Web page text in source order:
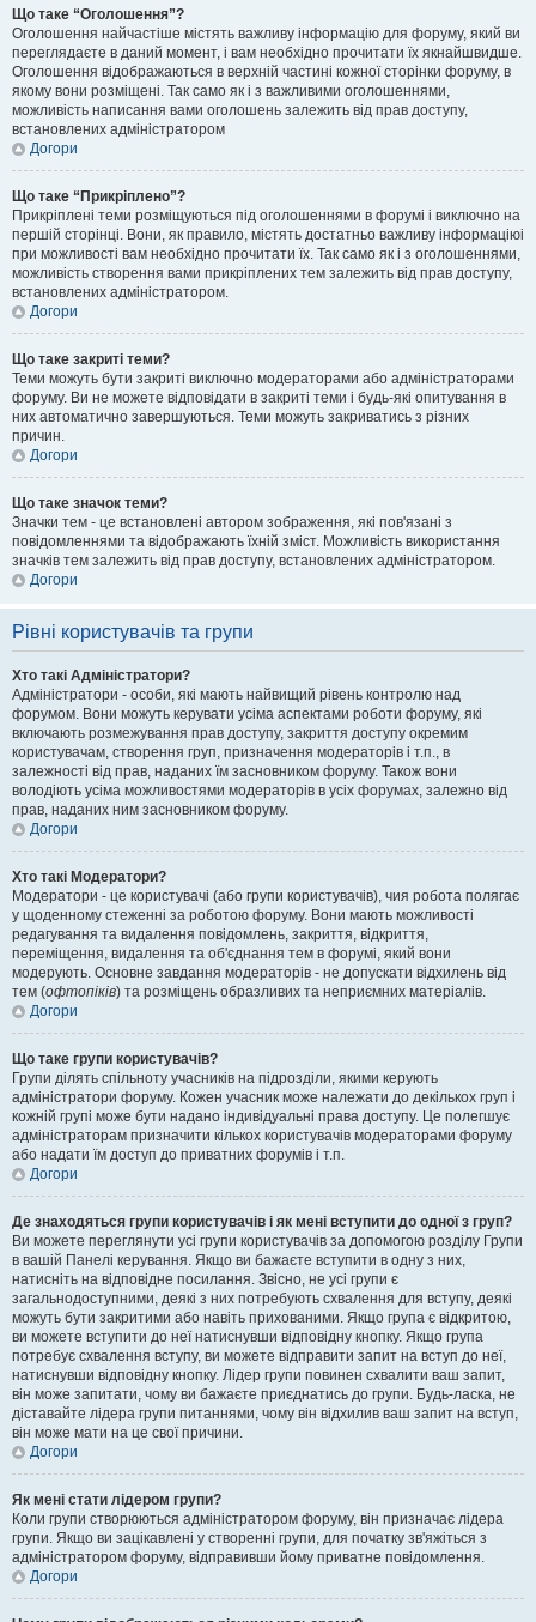
Що таке “Оголошення”?
Оголошення найчастіше містять важливу інформацію для форуму, який ви
переглядаєте в даний момент, і вам необхідно прочитати їх якнайшвидше.
Оголошення відображаються в верхній частині кожної сторінки форуму, в
якому вони розміщені. Так само як і з важливими оголошеннями,
можливість написання вами оголошень залежить від прав доступу,
встановлених адміністратором
Догори
Що таке “Прикріплено”?
Прикріплені теми розміщуються під оголошеннями в форумі і виключно на
першій сторінці. Вони, як правило, містять достатньо важливу інформаціюі
при можливості вам необхідно прочитати їх. Так само як і з оголошеннями,
можливість створення вами прикріплених тем залежить від прав доступу,
встановлених адміністратором.
Догори
Що таке закриті теми?
Теми можуть бути закриті виключно модераторами або адміністраторами
форуму. Ви не можете відповідати в закриті теми і будь-які опитування в
них автоматично завершуються. Теми можуть закриватись з різних
причин.
Догори
Що таке значок теми?
Значки тем - це встановлені автором зображення, які пов'язані з
повідомленнями та відображають їхній зміст. Можливість використання
значків тем залежить від прав доступу, встановлених адміністратором.
Догори
Рівні користувачів та групи
Хто такі Адміністратори?
Адміністратори - особи, які мають найвищий рівень контролю над
форумом. Вони можуть керувати усіма аспектами роботи форуму, які
включають розмежування прав доступу, закриття доступу окремим
користувачам, створення груп, призначення модераторів і т.п., в
залежності від прав, наданих їм засновником форуму. Також вони
володіють усіма можливостями модераторів в усіх форумах, залежно від
прав, наданих ним засновником форуму.
Догори
Хто такі Модератори?
Модератори - це користувачі (або групи користувачів), чия робота полягає
у щоденному стеженні за роботою форуму. Вони мають можливості
редагування та видалення повідомлень, закриття, відкриття,
переміщення, видалення та об'єднання тем в форумі, який вони
модерують. Основне завдання модераторів - не допускати відхилень від
тем (офтопіків) та розміщень образливих та неприємних матеріалів.
Догори
Що таке групи користувачів?
Групи ділять спільноту учасників на підрозділи, якими керують
адміністратори форуму. Кожен учасник може належати до декількох груп і
кожній групі може бути надано індивідуальні права доступу. Це полегшує
адміністраторам призначити кількох користувачів модераторами форуму
або надати їм доступ до приватних форумів і т.п.
Догори
Де знаходяться групи користувачів і як мені вступити до одної з груп?
Ви можете переглянути усі групи користувачів за допомогою розділу Групи
в вашій Панелі керування. Якщо ви бажаєте вступити в одну з них,
натисніть на відповідне посилання. Звісно, не усі групи є
загальнодоступними, деякі з них потребують схвалення для вступу, деякі
можуть бути закритими або навіть прихованими. Якщо група є відкритою,
ви можете вступити до неї натиснувши відповідну кнопку. Якщо група
потребує схвалення вступу, ви можете відправити запит на вступ до неї,
натиснувши відповідну кнопку. Лідер групи повинен схвалити ваш запит,
він може запитати, чому ви бажаєте приєднатись до групи. Будь-ласка, не
діставайте лідера групи питаннями, чому він відхилив ваш запит на вступ,
він може мати на це свої причини.
Догори
Як мені стати лідером групи?
Коли групи створюються адміністратором форуму, він призначає лідера
групи. Якщо ви зацікавлені у створенні групи, для початку зв'яжіться з
адміністратором форуму, відправивши йому приватне повідомлення.
Догори